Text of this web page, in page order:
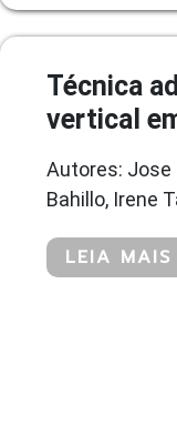
Técnica
vertical
Autores: Jose
Bahillo, Irene
LEIA MAIS